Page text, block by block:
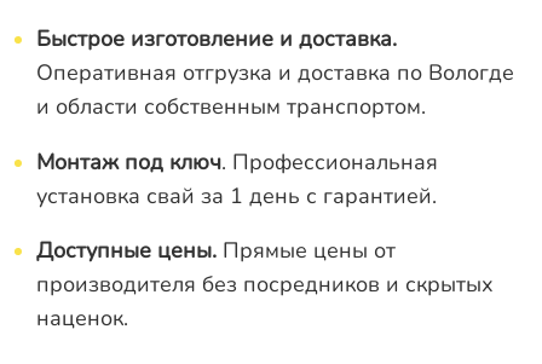
Быстрое изготовление и доставка.
Оперативная отгрузка и доставка по Вологде
и области собственным транспортом.
Монтаж под ключ. Профессиональная
установка свай за 1 день с гарантией.
Доступные цены.Прямые цены от
производителя без посредников и скрытых
наценок.